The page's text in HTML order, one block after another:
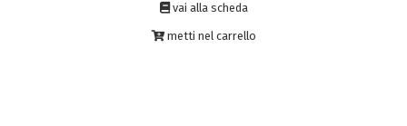
vai alla scheda
metti nel carrello